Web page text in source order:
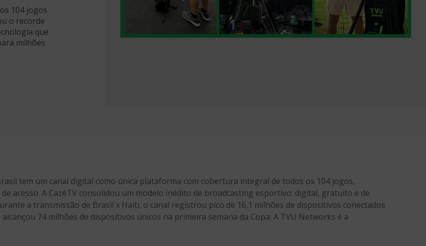
104 jogos
o recorde
que
milhões
tem um canal digital como única plataforma com cobertura integral de todos os 104 jogos,
acesso. A CazéTV consolidou um modelo inédito de broadcasting esportivo: digital, gratuito e de
a transmissão de Brasil x Haiti, o canal registrou pico de 16,1 milhões de dispositivos conectados
74 milhões de dispositivos únicos na primeira semana da Copa. A TVU Networks é a